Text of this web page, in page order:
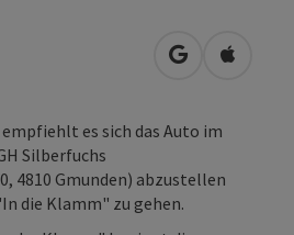
in Google
in
empfiehlt es sich das Auto im
Silberfuchs
4810 Gmunden) abzustellen
die Klamm" zu gehen.